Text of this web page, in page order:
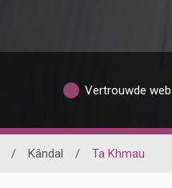
Vertrouwde
/ Kândal / Ta Khmau